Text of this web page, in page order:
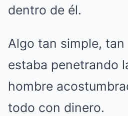
dentro de él.
Algo tan simple, tan
estaba penetrando
hombre
todo con dinero.